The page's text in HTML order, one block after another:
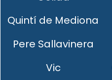
Quintí de Mediona
Pere Sallavinera
Vic